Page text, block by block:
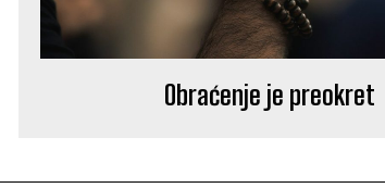
Obraćenje je preokret